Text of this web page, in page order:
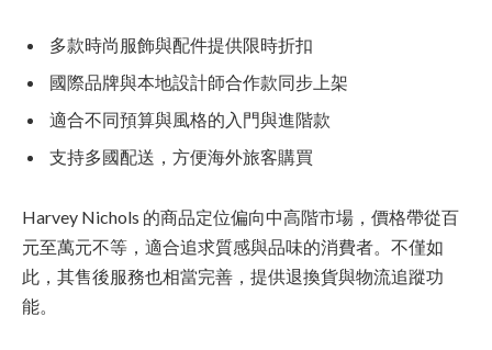
多款時尚服飾與配件提供限時折扣
國際品牌與本地設計師合作款同步上架
適合不同預算與風格的入門與進階款
支持多國配送，方便海外旅客購買
Harvey Nichols 的商品定位偏向中高階市場，價格帶從百
元至萬元不等，適合追求質感與品味的消費者。不僅如
此，其售後服務也相當完善，提供退換貨與物流追蹤功
能。